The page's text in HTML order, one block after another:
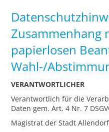
Zusammenhang
papierlosen
Wahl-/
VERANTWORTLICHER
Verantwortlich für die
Daten gem. Art. 4 Nr. 7
Magistrat der Stadt